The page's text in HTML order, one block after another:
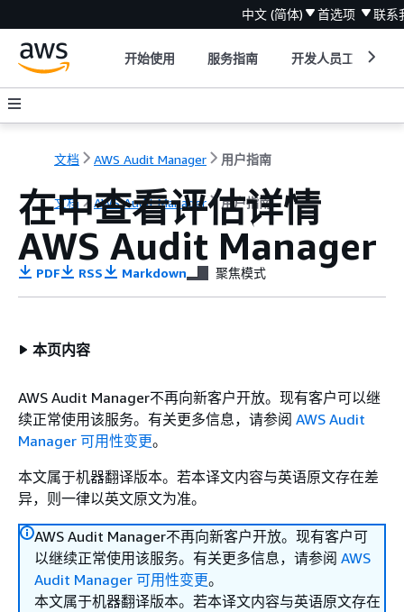
中文 (简体) 首选项 联系
开始使用 服务指南 开发人员工具
文档 AWS Audit Manager 用户指南
文档 AWS Audit Manager 用户指南
在中查看评估详情
AWS Audit Manager
PDF RSS Markdown 聚焦模式
本页内容
AWS Audit Manager不再向新客户开放。现有客户可以继
续正常使用该服务。有关更多信息，请参阅 AWS Audit
Manager 可用性变更。
本文属于机器翻译版本。若本译文内容与英语原文存在差
异，则一律以英文原文为准。
AWS Audit Manager不再向新客户开放。现有客户可
以继续正常使用该服务。有关更多信息，请参阅 AWS
Audit Manager 可用性变更。
本文属于机器翻译版本。若本译文内容与英语原文存在